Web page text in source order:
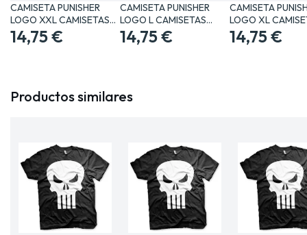
CAMISETA PUNISHER
LOGO XXL CAMISETAS
MANGA /…
14,75 €
CAMISETA PUNISHER
LOGO L CAMISETAS
MANGA /…
14,75 €
CAMISETA
LOGO XL
MANGA /…
14,75 €
Productos similares